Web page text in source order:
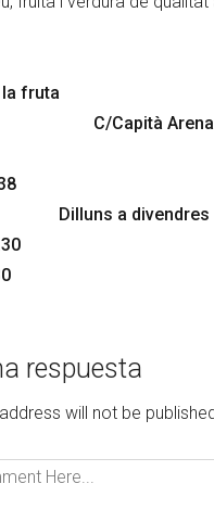
por la
a divendres de 9
a 20.30
respuesta
will not be